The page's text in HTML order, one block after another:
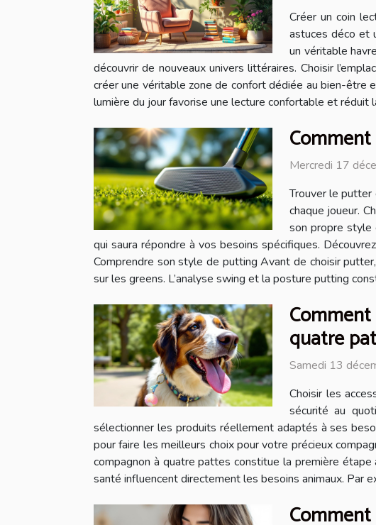
Créer un coin
astuces déco et
un véritable
découvrir de nouveaux univers littéraires. Choisir
créer une véritable zone de confort dédiée au bien-être
lumière du jour favorise une lecture confortable et réduit
Mercredi 17
Trouver le putter
chaque joueur.
son propre style
qui saura répondre à vos besoins spécifiques.
Comprendre son style de putting Avant de choisir
sur les greens. L’analyse swing et la posture putting
quatre
Samedi 13
Choisir les
sécurité au
sélectionner les produits réellement adaptés à ses
pour faire les meilleurs choix pour votre précieux
compagnon à quatre pattes constitue la première étape
santé influencent directement les besoins animaux. Par